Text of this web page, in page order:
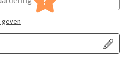
overmacht]